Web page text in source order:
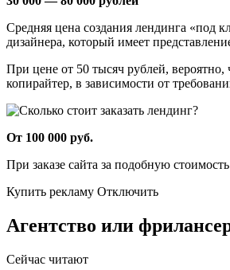
Средняя цена создания лендинга «под
дизайнера, который имеет
При цене от 50 тысяч рублей, вероятно,
копирайтер, в зависимости от
От 100 000 руб.
При заказе сайта за подобную
Купить рекламу Отключить
Агентство или
Сейчас читают